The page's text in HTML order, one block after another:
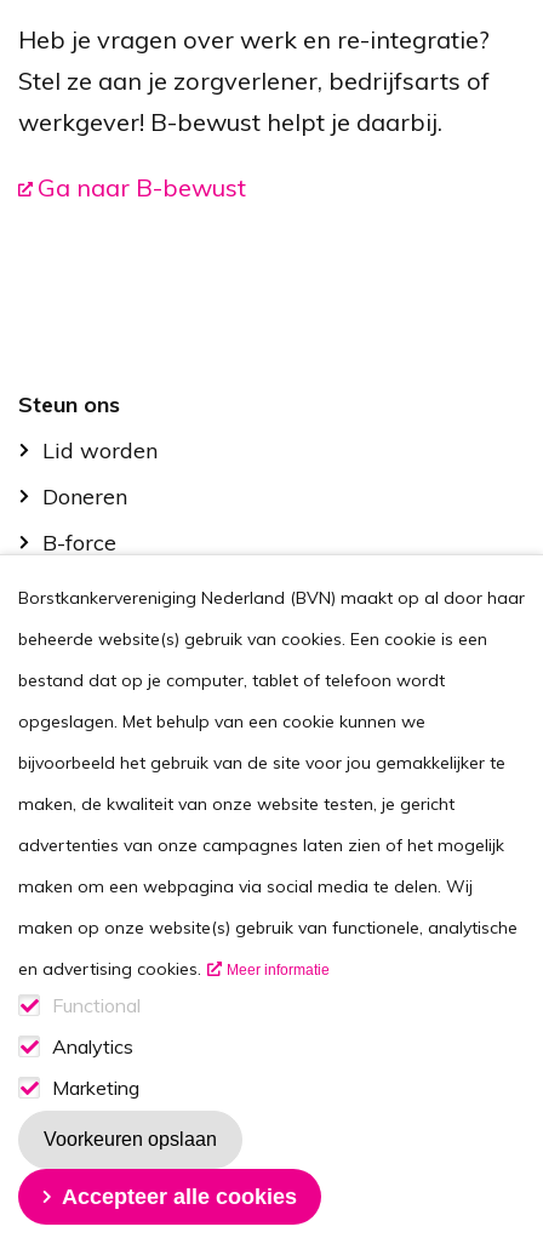
Heb je vragen over werk en re-integratie?
Stel ze aan je zorgverlener, bedrijfsarts of
werkgever! B-bewust helpt je daarbij.
Ga naar B-bewust
Footer
Steun ons
Lid worden
Doneren
B-force
Kom in actie
Handig
Stel je vraag
Agenda
Voor zorgverleners
This website in another language
Contactgegevens
Vacatures
Disclaimer
Volg ons op
Nieuwsbrief
Ontvang de maandelijkse (nieuws)B-rief
Borstkankervereniging Nederland (BVN) maakt op al door haar
beheerde website(s) gebruik van cookies. Een cookie is een
bestand dat op je computer, tablet of telefoon wordt
opgeslagen. Met behulp van een cookie kunnen we
bijvoorbeeld het gebruik van de site voor jou gemakkelijker te
maken, de kwaliteit van onze website testen, je gericht
advertenties van onze campagnes laten zien of het mogelijk
maken om een webpagina via social media te delen. Wij
maken op onze website(s) gebruik van functionele, analytische
en advertising cookies.
Meer informatie
Functional
Functionele cookies
Analytics
Analytics consent
Marketing
Marketing consent
Voorkeuren opslaan
Accepteer alle cookies
Toestemming intrekken